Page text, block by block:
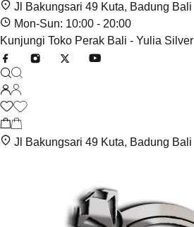
Jl Bakungsari 49 Kuta, Badung Bali
Mon-Sun: 10:00 - 20:00
Kunjungi Toko Perak Bali - Yulia Silver
Jl Bakungsari 49 Kuta, Badung Bali